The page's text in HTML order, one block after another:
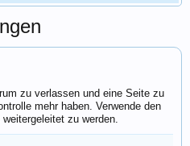
zu verlassen und eine Seite zu
mehr haben. Verwende den
zu werden.